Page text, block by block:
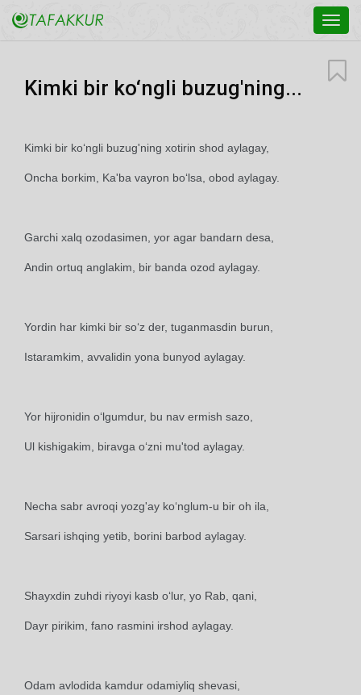
Kimki bir ko‘ngli buzug'ning...
Kimki bir ko‘ngli buzug'ning xotirin shod aylagay,
Oncha borkim, Ka'ba vayron bo‘lsa, obod aylagay.
Garchi xalq ozodasimen, yor agar bandarn desa,
Andin ortuq anglakim, bir banda ozod aylagay.
Yordin har kimki bir so‘z der, tuganmasdin burun,
Istaramkim, avvalidin yona bunyod aylagay.
Yor hijronidin o‘lgumdur, bu nav ermish sazo,
Ul kishigakim, biravga o‘zni mu'tod aylagay.
Necha sabr avroqi yozg'ay ko‘nglum-u bir oh ila,
Sarsari ishqing yetib, borini barbod aylagay.
Shayxdin zuhdi riyoyi kasb o‘lur, yo Rab, qani,
Dayr pirikim, fano rasmini irshod aylagay.
Odam avlodida kamdur odamiyliq shevasi,